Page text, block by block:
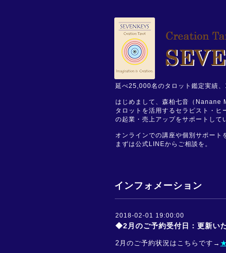
延べ25,000名のタロット鑑定実績
はじめまして、森柏七音（Nanane
タロットを活用するセラピスト・
の起業・売上アップをサポートして
オンラインでの講座や個別サポート
まずは公式LINEからご相談を。
インフォメーション
2018-02-01 19:00:00
◆2月のご予約受付日：更新い
2月のご予約状況はこちらです→ ★